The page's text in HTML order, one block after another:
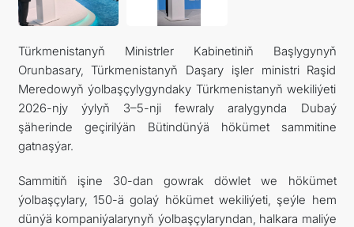
Türkmenistanyň Ministrler Kabinetiniň Başlygynyň
Orunbasary, Türkmenistanyň Daşary işler ministri Raşid
Meredowyň ýolbaşçylygyndaky Türkmenistanyň wekiliýeti
2026-njy ýylyň 3–5-nji fewraly aralygynda Dubaý
şäherinde geçirilýän Bütindünýä hökümet sammitine
gatnaşýar.
Sammitiň işine 30-dan gowrak döwlet we hökümet
ýolbaşçylary, 150-ä golaý hökümet wekiliýeti, şeýle hem
dünýä kompaniýalarynyň ýolbaşçylaryndan, halkara maliýe